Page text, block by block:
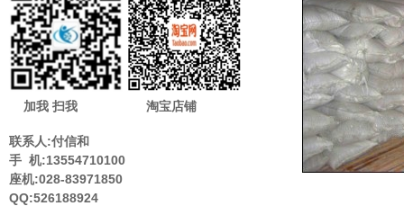
加我 扫我 淘宝店铺
联系人:付信和
手 机:13554710100
座机:028-83971850
QQ:526188924